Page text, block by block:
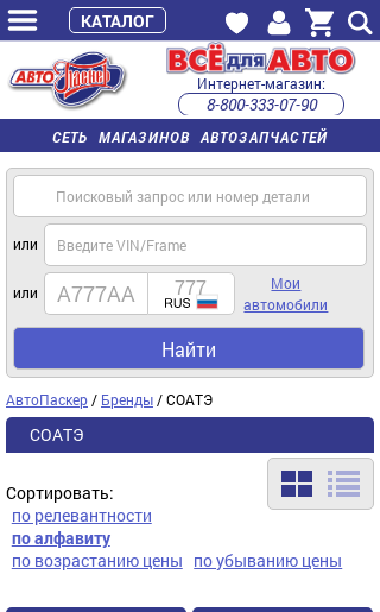
СЕТЬ МАГАЗИНОВ АВТОЗАПЧАСТЕЙ
Интернет-магазин:
8-800-333-07-90
часы работы с 9:00 до 22:00 (пн-пт)
или
или
Мои
автомобили
Найти
АвтоПаскер / Бренды / СОАТЭ
СОАТЭ
Сортировать:
по релевантности
по алфавиту
по возрастанию цены по убыванию цены
КАТАЛОГ